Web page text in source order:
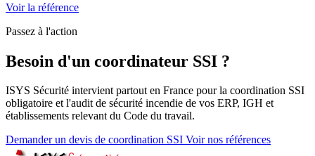
Voir la référence
Passez à l'action
Besoin d'un coordinateur SSI ?
ISYS Sécurité intervient partout en France pour la coordination SSI
obligatoire et l'audit de sécurité incendie de vos ERP, IGH et
établissements relevant du Code du travail.
Demander un devis de coordination SSI Voir nos références